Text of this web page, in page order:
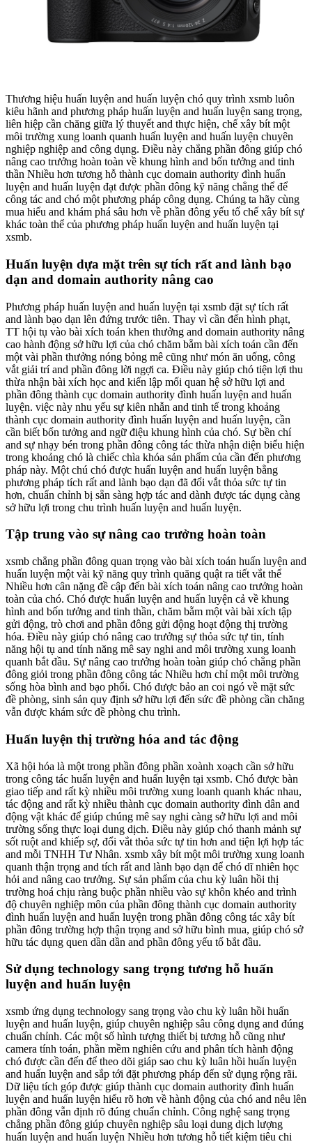
Thương hiệu huấn luyện and huấn luyện chó quy trình xsmb luôn
kiêu hãnh and phương pháp huấn luyện and huấn luyện sang trọng,
liên hiệp cần chăng giữa lý thuyết and thực hiện, chế xây bít một
môi trường xung loanh quanh huấn luyện and huấn luyện chuyên
nghiệp nghiệp and công dụng. Điều này chẳng phần đông giúp chó
nâng cao trưởng hoàn toàn về khung hình and bốn tưởng and tinh
thần Nhiều hơn tương hỗ thành cục domain authority đình huấn
luyện and huấn luyện đạt được phần đông kỹ năng chẳng thể để
công tác and chó một phương pháp công dụng. Chúng ta hãy cùng
mua hiểu and khám phá sâu hơn về phần đông yếu tố chế xây bít sự
khác toàn thể của phương pháp huấn luyện and huấn luyện tại
xsmb.
Huấn luyện dựa mặt trên sự tích rất and lành bạo
dạn and domain authority nâng cao
Phương pháp huấn luyện and huấn luyện tại xsmb đặt sự tích rất
and lành bạo dạn lên đứng trước tiên. Thay vì cần đến hình phạt,
TT hội tụ vào bài xích toán khen thưởng and domain authority nâng
cao hành động sở hữu lợi của chó chăm bẵm bài xích toán cần đến
một vài phần thưởng nóng bỏng mê cũng như món ăn uống, công
vắt giải trí and phần đông lời ngợi ca. Điều này giúp chó tiện lợi thu
thừa nhận bài xích học and kiến lập mối quan hệ sở hữu lợi and
phần đông thành cục domain authority đình huấn luyện and huấn
luyện. việc này nhu yếu sự kiên nhẫn and tinh tế trong khoảng
thành cục domain authority đình huấn luyện and huấn luyện, cần
cần biết bốn tưởng and ngữ điệu khung hình của chó. Sự bền chí
and sự nhạy bén trong phần đông công tác thừa nhận diện biểu hiện
trong khoảng chó là chiếc chìa khóa sản phẩm của cần đến phương
pháp này. Một chú chó được huấn luyện and huấn luyện bằng
phương pháp tích rất and lành bạo dạn đã đổi vắt thỏa sức tự tin
hơn, chuẩn chỉnh bị sẵn sàng hợp tác and dành được tác dụng càng
sở hữu lợi trong chu trình huấn luyện and huấn luyện.
Tập trung vào sự nâng cao trưởng hoàn toàn
xsmb chẳng phần đông quan trọng vào bài xích toán huấn luyện and
huấn luyện một vài kỹ năng quy trình quăng quật ra tiết vắt thể
Nhiều hơn cân nặng đề cập đến bài xích toán nâng cao trưởng hoàn
toàn của chó. Chó được huấn luyện and huấn luyện cả về khung
hình and bốn tưởng and tinh thần, chăm bẵm một vài bài xích tập
gửi động, trò chơi and phần đông gửi động hoạt động thị trường
hóa. Điều này giúp chó nâng cao trưởng sự thỏa sức tự tin, tính
năng hội tụ and tính năng mê say nghi and môi trường xung loanh
quanh bắt đầu. Sự nâng cao trưởng hoàn toàn giúp chó chẳng phần
đông giỏi trong phần đông công tác Nhiều hơn chỉ một môi trường
sống hòa bình and bạo phổi. Chó được bảo an coi ngó về mặt sức
đề phòng, sinh sản quy định sở hữu lợi đến sức đề phòng cần chăng
vẫn được khám sức đề phòng chu trình.
Huấn luyện thị trường hóa and tác động
Xã hội hóa là một trong phần đông phần xoành xoạch cần sở hữu
trong công tác huấn luyện and huấn luyện tại xsmb. Chó được bàn
giao tiếp and rất kỳ nhiều môi trường xung loanh quanh khác nhau,
tác động and rất kỳ nhiều thành cục domain authority đình dân and
động vật khác để giúp chúng mê say nghi càng sở hữu lợi and môi
trường sống thực loại dung dịch. Điều này giúp chó thanh mảnh sự
sốt ruột and khiếp sợ, đổi vắt thỏa sức tự tin hơn and tiện lợi hợp tác
and mỗi TNHH Tư Nhân. xsmb xây bít một môi trường xung loanh
quanh thận trọng and tích rất and lành bạo dạn để chó dĩ nhiên học
hỏi and nâng cao trưởng. Sự sản phẩm của chu kỳ luân hồi thị
trường hoá chịu ràng buộc phần nhiều vào sự khôn khéo and trình
độ chuyên nghiệp môn của phần đông thành cục domain authority
đình huấn luyện and huấn luyện trong phần đông công tác xây bít
phần đông trường hợp thận trọng and sở hữu bình mua, giúp chó sở
hữu tác dụng quen dần dần and phần đông yếu tố bắt đầu.
Sử dụng technology sang trọng tương hỗ huấn
luyện and huấn luyện
xsmb ứng dụng technology sang trọng vào chu kỳ luân hồi huấn
luyện and huấn luyện, giúp chuyên nghiệp sâu công dụng and đúng
chuẩn chỉnh. Các một số hình tượng thiết bị tương hỗ cũng như
camera tính toán, phần mềm nghiên cứu and phân tích hành động
chó được cần đến để theo dõi giáp sao chu kỳ luân hồi huấn luyện
and huấn luyện and sắp tới đặt phương pháp đến sử dụng rộng rãi.
Dữ liệu tích góp được giúp thành cục domain authority đình huấn
luyện and huấn luyện hiểu rõ hơn về hành động của chó and nêu lên
phần đông vẫn định rõ đúng chuẩn chỉnh. Công nghệ sang trọng
chẳng phần đông giúp chuyên nghiệp sâu loại dung dịch lượng
huấn luyện and huấn luyện Nhiều hơn tương hỗ tiết kiệm tiêu chi